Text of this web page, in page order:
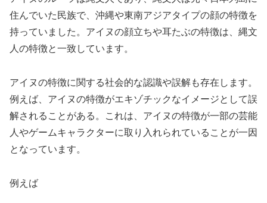
住んでいた民族で、沖縄や東南アジアタイプの顔の特徴を
持っていました。アイヌの顔立ちや耳たぶの特徴は、縄文
人の特徴と一致しています。
アイヌの特徴に関する社会的な認識や誤解も存在します。
例えば、アイヌの特徴がエキゾチックなイメージとして誤
解されることがある。これは、アイヌの特徴が一部の芸能
人やゲームキャラクターに取り入れられていることが一因
となっています。
例えば